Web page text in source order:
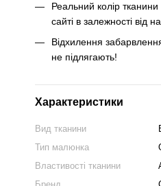
Реальний колір тканини
сайті в залежності від
Відхилення
не підлягають!
Характеристики
Вид тканини
Тип малюнка
Властивості тканини